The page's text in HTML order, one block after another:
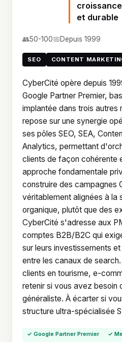
et durable
👥50-100📅Depuis 1999
SEO CONTENT
CyberCité opère depuis
Google Partner Premier,
implantée dans trois autres
repose sur une synergie
ses pôles SEO, SEA,
Analytics, permettant
clients de façon cohérente
approche fondamentale
construire des campagnes
véritablement alignées à la
organique, plutôt que des
CyberCité s'adresse aux
comptes B2B/B2C qui
sur leurs investissements
entre les canaux de
clients en tourisme, e-
retenir si vous avez besoin
généraliste. À écarter si
structure ultra-spécialisée
✓ Google Partner Premier
✓